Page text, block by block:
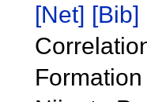
[Net] [Bib]